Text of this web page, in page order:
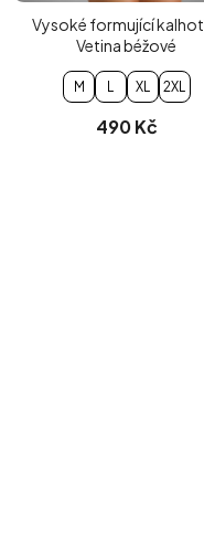
Vysoké formující
Vetina béžové
M L XL 2XL
490 Kč